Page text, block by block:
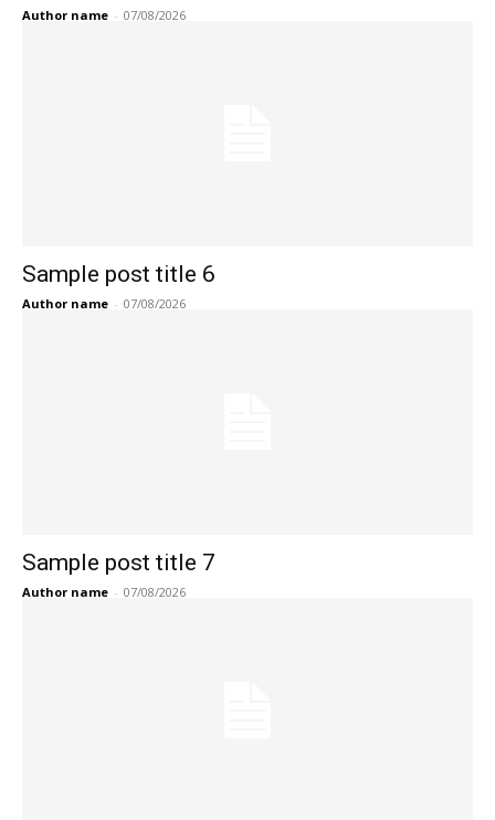
Author name - 07/08/2026
Sample post title 6
Author name - 07/08/2026
Sample post title 7
Author name - 07/08/2026